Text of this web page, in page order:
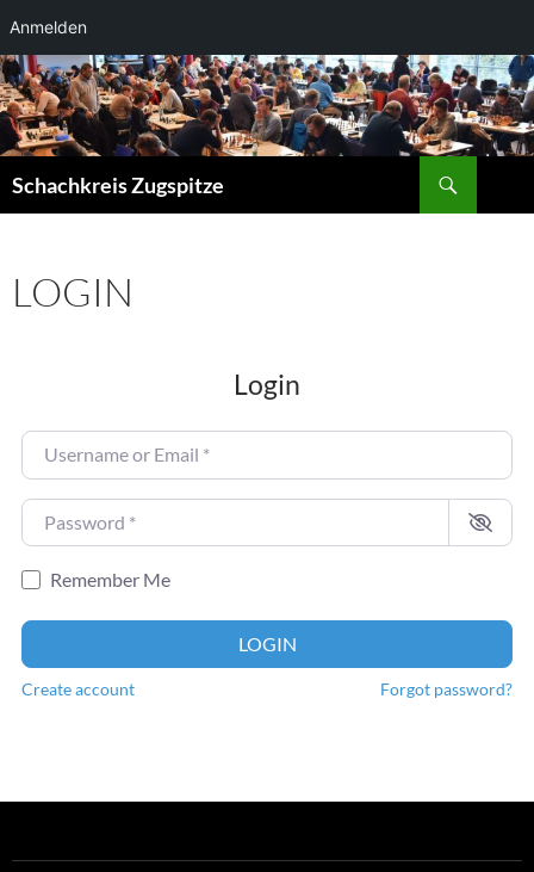
Anmelden
Zum
Inhalt
springen
Schachkreis Zugspitze
LOGIN
Login
Username or Email
Password
Remember Me
LOGIN
Create account Forgot password?